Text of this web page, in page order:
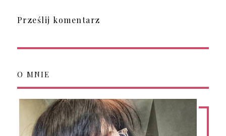
Prześlij komentarz
O MNIE